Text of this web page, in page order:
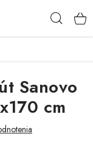
Sanovo
cm